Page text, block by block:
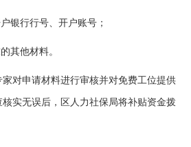
行行号、开户账号；
他材料。
申请材料进行审核并对免费工位提供
实无误后，区人力社保局将补贴资金拨